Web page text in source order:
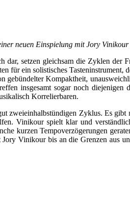
neuen Einspielung mit Jory
dar, setzen gleichsam die Zyklen
für ein solistisches
gebündelter Kompaktheit,
insgesamt sogar noch
Korrelierbaren.
zweieinhalbstündigen Zyklus. Es
Vinikour spielt klar und
kurzen Tempoverzögerungen
Vinikour bis an die Grenzen aus